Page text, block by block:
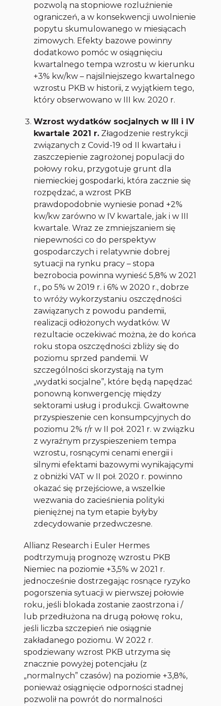
pozwolą na stopniowe rozluźnienie
ograniczeń, a w konsekwencji uwolnienie
popytu skumulowanego w miesiącach
zimowych. Efekty bazowe powinny
dodatkowo pomóc w osiągnięciu
kwartalnego tempa wzrostu w kierunku
+3% kw/kw – najsilniejszego kwartalnego
wzrostu PKB w historii, z wyjątkiem tego,
który obserwowano w III kw. 2020 r.
Wzrost wydatków socjalnych w III i IV
kwartale 2021 r. Złagodzenie restrykcji
związanych z Covid-19 od II kwartału i
zaszczepienie zagrożonej populacji do
połowy roku, przygotuje grunt dla
niemieckiej gospodarki, która zacznie się
rozpędzać, a wzrost PKB
prawdopodobnie wyniesie ponad +2%
kw/kw zarówno w IV kwartale, jak i w III
kwartale. Wraz ze zmniejszaniem się
niepewności co do perspektyw
gospodarczych i relatywnie dobrej
sytuacji na rynku pracy – stopa
bezrobocia powinna wynieść 5,8% w 2021
r., po 5% w 2019 r. i 6% w 2020 r., dobrze
to wróży wykorzystaniu oszczędności
zawiązanych z powodu pandemii,
realizacji odłożonych wydatków. W
rezultacie oczekiwać można, że do końca
roku stopa oszczędności zbliży się do
poziomu sprzed pandemii. W
szczególności skorzystają na tym
„wydatki socjalne”, które będą napędzać
ponowną konwergencję między
sektorami usług i produkcji. Gwałtowne
przyspieszenie cen konsumpcyjnych do
poziomu 2% r/r w II poł. 2021 r. w związku
z wyraźnym przyspieszeniem tempa
wzrostu, rosnącymi cenami energii i
silnymi efektami bazowymi wynikającymi
z obniżki VAT w II poł. 2020 r. powinno
okazać się przejściowe, a wszelkie
wezwania do zacieśnienia polityki
pieniężnej na tym etapie byłyby
zdecydowanie przedwczesne.
Allianz Research i Euler Hermes
podtrzymują prognozę wzrostu PKB
Niemiec na poziomie +3,5% w 2021 r.
jednocześnie dostrzegając rosnące ryzyko
pogorszenia sytuacji w pierwszej połowie
roku, jeśli blokada zostanie zaostrzona i /
lub przedłużona na drugą połowę roku,
jeśli liczba szczepień nie osiągnie
zakładanego poziomu. W 2022 r.
spodziewany wzrost PKB utrzyma się
znacznie powyżej potencjału (z
„normalnych” czasów) na poziomie +3,8%,
ponieważ osiągnięcie odporności stadnej
pozwolił na powrót do normalności